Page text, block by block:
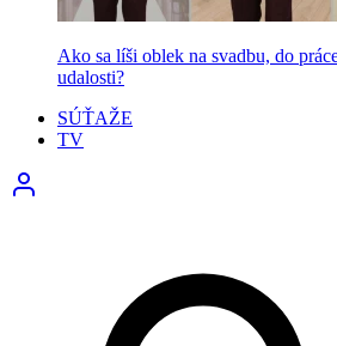
Ako sa líši oblek na svadbu, do
udalosti?
SÚŤAŽE
TV